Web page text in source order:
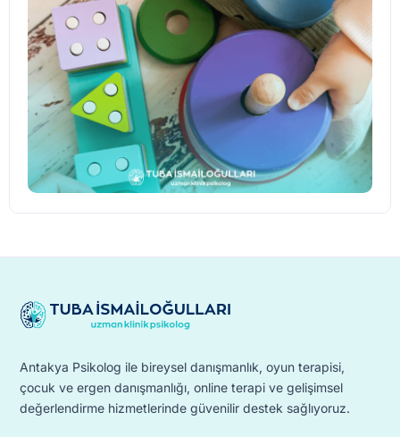
değerlendirmesi ve aileye özel yönlendirme
Antakya Psikolog ile bireysel danışmanlık, oyun terapisi,
çocuk ve ergen danışmanlığı, online terapi ve gelişimsel
değerlendirme hizmetlerinde güvenilir destek sağlıyoruz.